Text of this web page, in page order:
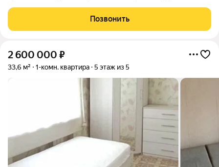
пластиковые окна и надёжная металлическая входная дверь.
Всё необходимое для жизни
Позвонить
2 600 000 ₽
33,6 м² 1-комн. квартира 5 этаж из 5